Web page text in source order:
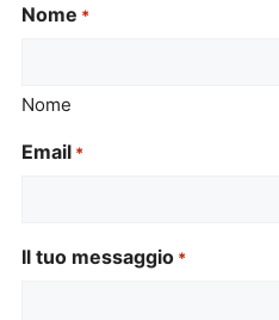
Nome *
Nome
Email *
Il tuo messaggio *